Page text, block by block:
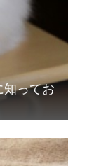
知ってお